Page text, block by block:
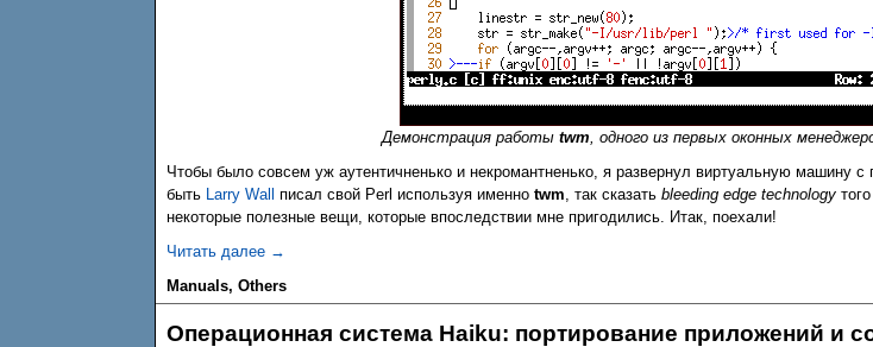
Демонстрация работы twm, одного из первых оконных
Чтобы было совсем уж аутентичненько и некромантненько, я развернул виртуальную машину
быть Larry Wall писал свой Perl используя именно twm, так сказать bleeding edge technology
некоторые полезные вещи, которые впоследствии мне пригодились. Итак, поехали!
Читать далее Собираем Perl прямиком из 1987 года
→
Manuals, Others
Операционная система Haiku: портирование приложений и